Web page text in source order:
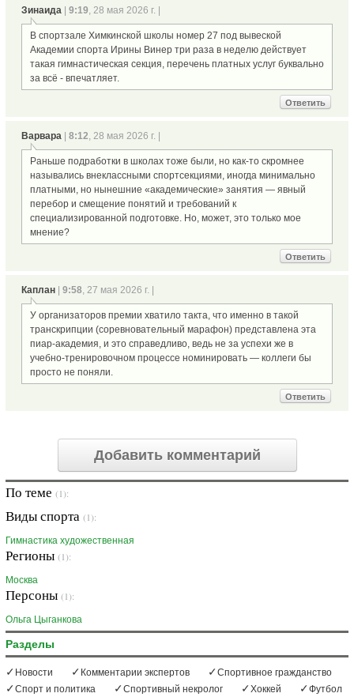
Зинаида 9:19, 28 мая 2026 г. |
В спортзале Химкинской школы номер 27 под вывеской
Академии спорта Ирины Винер три раза в неделю действует
такая гимнастическая секция, перечень платных услуг буквально
за всё - впечатляет.
Ответить
Варвара 8:12, 28 мая 2026 г. |
Раньше подработки в школах тоже были, но как-то скромнее
назывались внеклассными спортсекциями, иногда минимально
платными, но нынешние «академические» занятия — явный
перебор и смещение понятий и требований к
специализированной подготовке. Но, может, это только мое
мнение?
Ответить
Каплан 9:58, 27 мая 2026 г. |
У организаторов премии хватило такта, что именно в такой
транскрипции (соревновательный марафон) представлена эта
пиар-академия, и это справедливо, ведь не за успехи же в
учебно-тренировочном процессе номинировать — коллеги бы
просто не поняли.
Ответить
Добавить комментарий
По теме (1):
Виды спорта (1):
Гимнастика художественная
Регионы (1):
Москва
Персоны (1):
Ольга Цыганкова
Разделы
Новости Комментарии экспертов
Спортивное гражданство
Спорт и политика
Спортивный некролог Хоккей Футбол